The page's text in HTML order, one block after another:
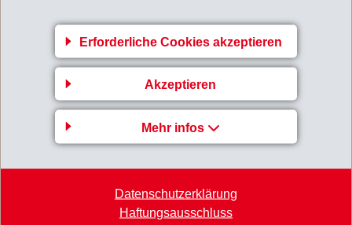
Erforderliche Cookies akzeptieren
Akzeptieren
Mehr infos
Datenschutzerklärung
Haftungsausschluss
Via Innovativa 1
7013 Domat/Ems
+41 81 632 78 88